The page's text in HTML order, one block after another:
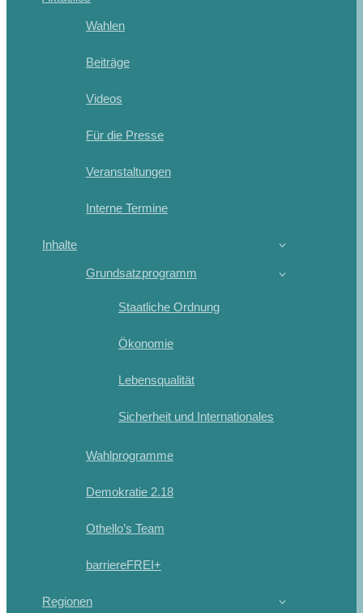
Wahlen
Beiträge
Videos
Für die Presse
Veranstaltungen
Interne Termine
Inhalte
Grundsatzprogramm
Staatliche Ordnung
Ökonomie
Lebensqualität
Sicherheit und Internationales
Wahlprogramme
Demokratie 2.18
Othello’s Team
barriereFREI+
Regionen